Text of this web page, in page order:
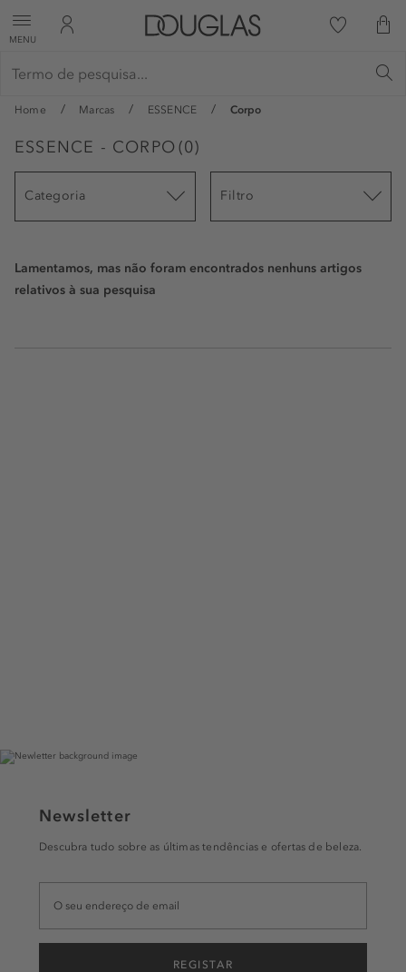
MENU
Home Marcas ESSENCE Corpo
ESSENCE - CORPO (0)
Categoria Filtro
Lamentamos, mas não foram encontrados nenhuns artigos
relativos à sua pesquisa
Newsletter
Descubra tudo sobre as últimas tendências e ofertas de beleza.
REGISTAR